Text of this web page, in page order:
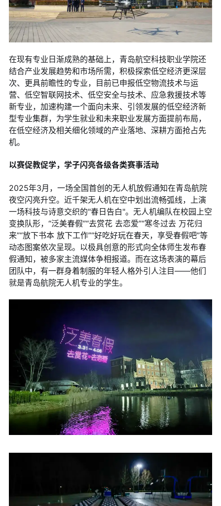
在现有专业日渐成熟的基础上，青岛航空科技职业学院还
结合产业发展趋势和市场所需，积极探索低空经济更深层
次、更具前瞻性的专业，目前已申报低空物流技术与运
营、低空智联网技术、低空安全与技术、应急救援技术等
新专业，加速构建一个面向未来、引领发展的低空经济新
型专业集群，为学生就业和未来职业发展方面提前布局，
在低空经济及相关细化领域的产业落地、深耕方面抢占先
机。
以赛促教促学，学子闪亮各级各类赛事活动
2025年3月，一场全国首创的无人机放假通知在青岛航院
夜空闪亮升空。近千架无人机在空中划出流畅弧线，上演
一场科技与诗意交织的"春日告白"。无人机编队在校园上空
变换队形，“泛美春假”“去赏花 去恋爱”“寒冬过去 万花归
来”“放下书本 放下工作”“好吃好玩在春天，享受春假吧”等
动态图案依次呈现。以极具创意的形式向全体师生发布春
假通知，被多家主流媒体争相报道。而在这场表演的幕后
团队中，有一群身着制服的年轻人格外引人注目——他们
就是青岛航院无人机专业的学生。